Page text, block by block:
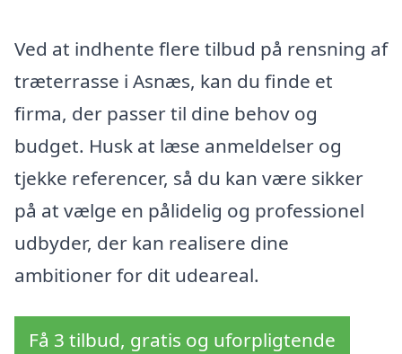
Ved at indhente flere tilbud på rensning af
træterrasse i Asnæs, kan du finde et
firma, der passer til dine behov og
budget. Husk at læse anmeldelser og
tjekke referencer, så du kan være sikker
på at vælge en pålidelig og professionel
udbyder, der kan realisere dine
ambitioner for dit udeareal.
Få 3 tilbud, gratis og uforpligtende